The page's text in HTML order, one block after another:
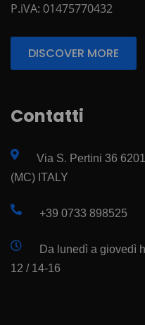
P.iVA: 01475770432
DISCOVER MORE
Contatti
Via S. Pertini 36
(MC) ITALY
+39 0733 898525
Da lunedì a giovedì
12 / 14-16